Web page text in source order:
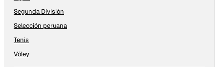
Segunda División
Selección peruana
Tenis
Vóley